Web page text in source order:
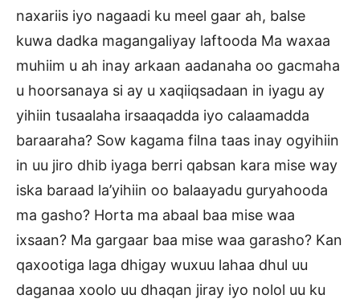
naxariis iyo nagaadi ku meel gaar ah, balse
kuwa dadka magangaliyay laftooda Ma waxaa
muhiim u ah inay arkaan aadanaha oo gacmaha
u hoorsanaya si ay u xaqiiqsadaan in iyagu ay
yihiin tusaalaha irsaaqadda iyo calaamadda
baraaraha? Sow kagama filna taas inay ogyihiin
in uu jiro dhib iyaga berri qabsan kara mise way
iska baraad la’yihiin oo balaayadu guryahooda
ma gasho? Horta ma abaal baa mise waa
ixsaan? Ma gargaar baa mise waa garasho? Kan
qaxootiga laga dhigay wuxuu lahaa dhul uu
daganaa xoolo uu dhaqan jiray iyo nolol uu ku